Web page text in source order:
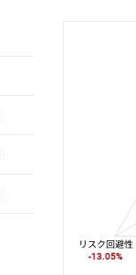
リスク回避性
-13.05%